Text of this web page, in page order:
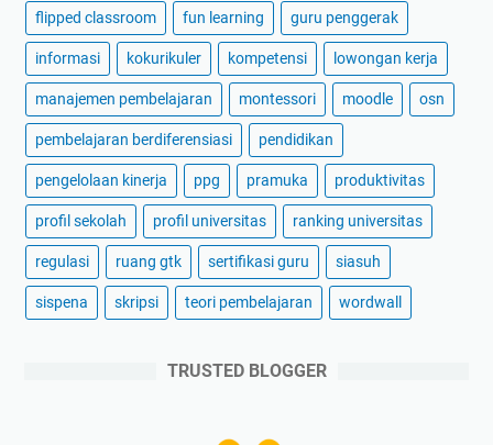
flipped classroom fun learning guru penggerak
informasi kokurikuler kompetensi lowongan kerja
manajemen pembelajaran montessori moodle osn
pembelajaran berdiferensiasi pendidikan
pengelolaan kinerja ppg pramuka produktivitas
profil sekolah profil universitas ranking universitas
regulasi ruang gtk sertifikasi guru siasuh
sispena skripsi teori pembelajaran wordwall
TRUSTED BLOGGER